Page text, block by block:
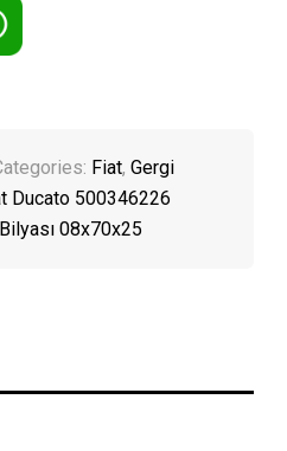
Fiat,Gergi
Ducato 500346226
08x70x25